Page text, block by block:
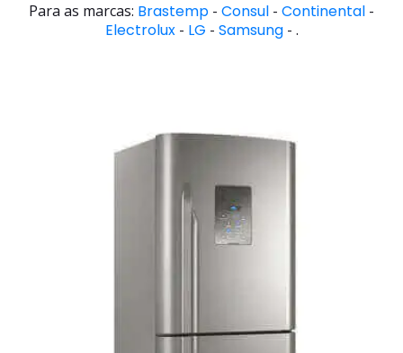
Para as marcas: Brastemp - Consul - Continental -
Electrolux- LG - Samsung- .